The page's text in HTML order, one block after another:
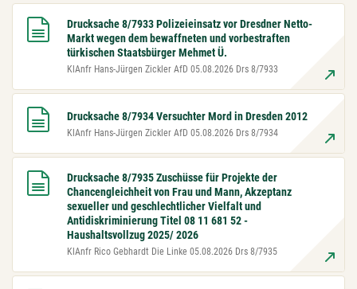
Drucksache 8/7933 Polizeieinsatz vor Dresdner Netto-
Markt wegen dem bewaffneten und vorbestraften
türkischen Staatsbürger Mehmet Ü.
KlAnfr Hans-Jürgen Zickler AfD 05.08.2026 Drs 8/7933
Drucksache 8/7934 Versuchter Mord in Dresden 2012
KlAnfr Hans-Jürgen Zickler AfD 05.08.2026 Drs 8/7934
Drucksache 8/7935 Zuschüsse für Projekte der
Chancengleichheit von Frau und Mann, Akzeptanz
sexueller und geschlechtlicher Vielfalt und
Antidiskriminierung Titel 08 11 681 52 -
Haushaltsvollzug 2025/ 2026
KlAnfr Rico Gebhardt Die Linke 05.08.2026 Drs 8/7935